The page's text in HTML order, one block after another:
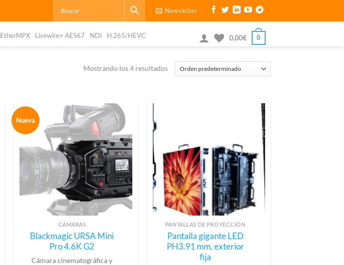
Newsletter
EtherMPX Livewire+ AES67 NDI H.265/HEVC 0,00€ 0
Mostrando los 4 resultados
Nueva
CÁMARAS
Blackmagic URSA Mini
Pro 4.6K G2
Cámara cinematográfica y
PANTALLAS DE PROYECCIÓN
Pantalla gigante LED
PH3.91 mm, exterior
fija
Este
producto
tiene